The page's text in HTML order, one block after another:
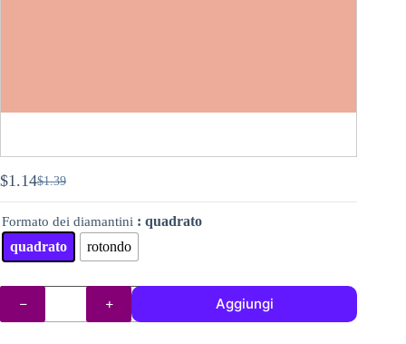
$1.39
Il
prezzo
originale
era:
$1.39.
$1.14Il
prezzo
attuale
è:
$1.14.
Formato dei diamantini : quadrato
quadrato
rotondo
DMC
diamantini
(perline)
Aggiungi